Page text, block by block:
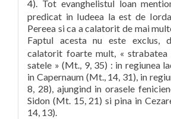
4). Tot evanghelistul loan
predicat in Iudeea la est de
Pereea si ca a calatorit de mai
Faptul acesta nu este exclus,
calatorit foarte mult, «
satele » (Mt., 9, 35) : in regiunea
in Capernaum (Mt., 14, 31), in
8, 28), ajungind in orasele
Sidon (Mt. 15, 21) si pina in
14, 13).